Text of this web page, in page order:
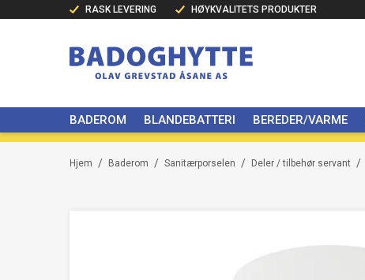
RASK LEVERING HØYKVALITETS PRODUKTER
BADEROM BLANDEBATTERI BEREDER/VARME
/
Hjem /
Baderom /
Sanitærporselen /
Deler / tilbehør servant